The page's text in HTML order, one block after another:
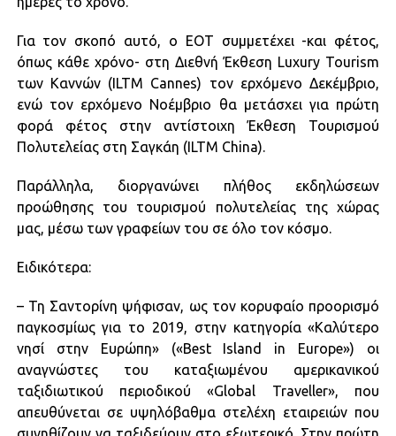
Για τον σκοπό αυτό, ο ΕΟΤ συμμετέχει -και φέτος,
όπως κάθε χρόνο- στη Διεθνή Έκθεση Luxury Tourism
των Καννών (ILTM Cannes) τον ερχόμενο Δεκέμβριο,
ενώ τον ερχόμενο Νοέμβριο θα μετάσχει για πρώτη
φορά φέτος στην αντίστοιχη Έκθεση Τουρισμού
Πολυτελείας στη Σαγκάη (ILTM China).
Παράλληλα, διοργανώνει πλήθος εκδηλώσεων
προώθησης του τουρισμού πολυτελείας της χώρας
μας, μέσω των γραφείων του σε όλο τον κόσμο.
Ειδικότερα:
– Τη Σαντορίνη ψήφισαν, ως τον κορυφαίο προορισμό
παγκοσμίως για το 2019, στην κατηγορία «Καλύτερο
νησί στην Ευρώπη» («Best Island in Europe») οι
αναγνώστες του καταξιωμένου αμερικανικού
ταξιδιωτικού περιοδικού «Global Traveller», που
απευθύνεται σε υψηλόβαθμα στελέχη εταιρειών που